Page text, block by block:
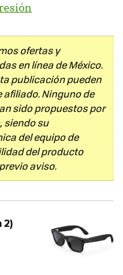
ofertas y
en línea de México.
publicación pueden
Ninguno de
sido propuestos por
siendo su
del equipo de
del producto
aviso.
2)